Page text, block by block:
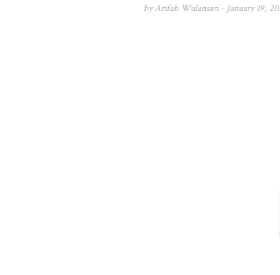
by Arifah Wulansari - January 19,